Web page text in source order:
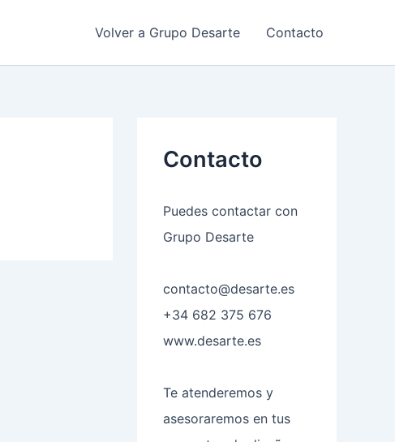
Volver a Grupo Desarte Contacto
Contacto
Puedes contactar con
Grupo Desarte
contacto@desarte.es
+34 682 375 676
www.desarte.es
Te atenderemos y
asesoraremos en tus